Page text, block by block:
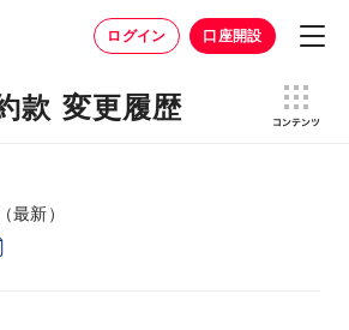
ログイン 口座開設
款 変更履歴
最新）